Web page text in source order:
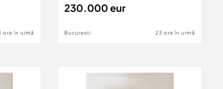
ore în urmă
230.000 eur
Bucuresti 23 ore în urmă